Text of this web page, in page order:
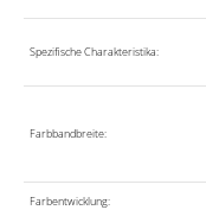
Spezifische Charakteristika:
Farbbandbreite:
Farbentwicklung: